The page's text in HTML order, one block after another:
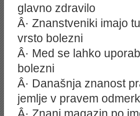
glavno zdravilo
Â· Znanstveniki imajo
vrsto bolezni
Â· Med se lahko
bolezni
Â· Današnja znanost
jemlje v pravem